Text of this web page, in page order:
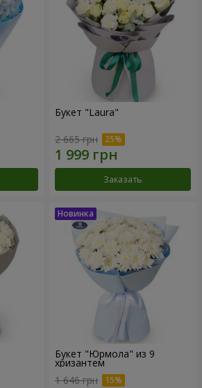
Букет "Laura"
2 665 грн
Заказать
Букет "Юрмола" из 9
хризантем
1 646 грн